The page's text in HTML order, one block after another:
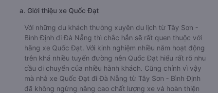
a. Giới thiệu xe Quốc Đạt
Với những du khách thường xuyên du lịch từ Tây Sơn -
Bình Định đi Đà Nẵng thì chắc hẳn sẽ rất quen thuộc với
hãng xe Quốc Đạt. Với kinh nghiệm nhiều năm hoạt động
trên khá nhiều tuyến đường nên Quốc Đạt hiểu rất rõ nhu
cầu di chuyển của nhiều hành khách. Cũng chính vì vậy
mà nhà xe Quốc Đạt đi Đà Nẵng từ Tây Sơn - Bình Định
đã không ngừng nâng cao chất lượng xe và hoàn thiện